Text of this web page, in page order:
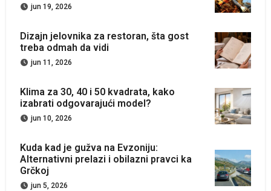
jun 19, 2026
Dizajn jelovnika za restoran, šta gost
treba odmah da vidi
jun 11, 2026
Klima za 30, 40 i 50 kvadrata, kako
izabrati odgovarajući model?
jun 10, 2026
Kuda kad je gužva na Evzoniju:
Alternativni prelazi i obilazni pravci ka
Grčkoj
jun 5, 2026